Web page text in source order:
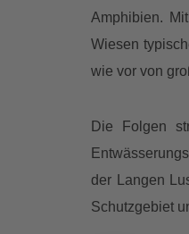
Amphibien.
Wiesen
wie vor von
Die Folgen
der Langen
Schutzgebiet